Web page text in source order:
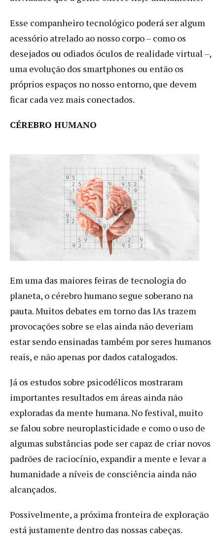
Esse companheiro tecnológico poderá ser algum
acessório atrelado ao nosso corpo – como os
desejados ou odiados óculos de realidade virtual –,
uma evolução dos smartphones ou então os
próprios espaços no nosso entorno, que devem
ficar cada vez mais conectados.
CÉREBRO HUMANO
Em uma das maiores feiras de tecnologia do
planeta, o cérebro humano segue soberano na
pauta. Muitos debates em torno das IAs trazem
provocações sobre se elas ainda não deveriam
estar sendo ensinadas também por seres humanos
reais, e não apenas por dados catalogados.
Já os estudos sobre psicodélicos mostraram
importantes resultados em áreas ainda não
exploradas da mente humana. No festival, muito
se falou sobre neuroplasticidade e como o uso de
algumas substâncias pode ser capaz de criar novos
padrões de raciocínio, expandir a mente e levar a
humanidade a níveis de consciência ainda não
alcançados.
Possivelmente, a próxima fronteira de exploração
está justamente dentro das nossas cabeças.